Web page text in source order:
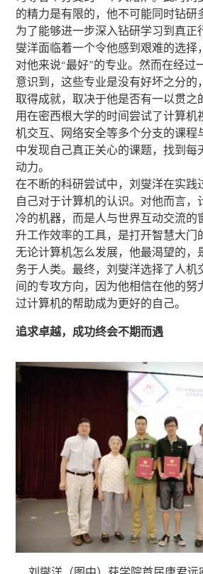
的精力是有限的，他不可能同时钻研
为了能够进一步深入钻研学习到真正
燮洋面临着一个令他感到艰难的选择
对他来说“最好”的专业。然而在经过
意识到，这些专业是没有好坏之分的
取得成就，取决于他是否有一以贯之
用在密西根大学的时间尝试了计算机
机交互、网络安全等多个分支的课程
中发现自己真正关心的课题，找到每
动力。
在不断的科研尝试中，刘燮洋在实践
自己对于计算机的认识。对他而言，
冷的机器，而是人与世界互动交流的
升工作效率的工具，是打开智慧大门
无论计算机怎么发展，他最渴望的，
务于人类。最终，刘燮洋选择了人机
间的专攻方向，因为他相信在他的努
过计算机的帮助成为更好的自己。
追求卓越，成功终会不期而遇